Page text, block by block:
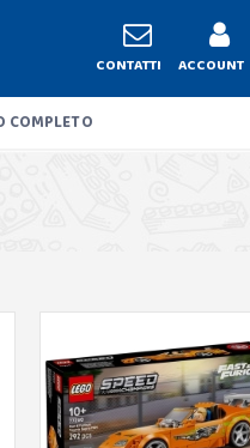
CONTATTI ACCOUNT
COMPLETO